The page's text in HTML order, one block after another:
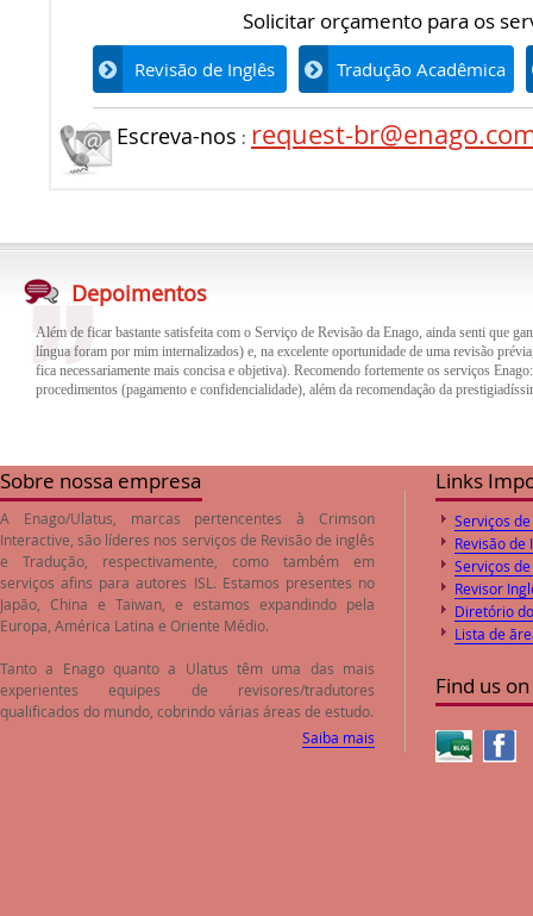
Solicitar orçamento para os
Revisão de Inglês Tradução Acadêmica
Escreva-nos : request-
Depoimentos
língua foram por mim internalizados) e, na excelente oportunidade de uma revisão
fica necessariamente mais concisa e objetiva). Recomendo fortemente os serviços
Sobre nossa empresa
A Enago/Ulatus, marcas pertencentes à Crimson
Interactive, são líderes nos serviços de Revisão de inglês
e Tradução, respectivamente, como também em
serviços afins para autores ISL. Estamos presentes no
Japão, China e Taiwan, e estamos expandindo pela
Europa, América Latina e Oriente Médio.
Tanto a Enago quanto a Ulatus têm uma das mais
experientes equipes de revisores/tradutores
qualificados do mundo, cobrindo várias áreas de estudo.
Saiba mais
Links
Serviços
Revisão de
Serviços
Revisor
Diretório
Lista de
Find us on